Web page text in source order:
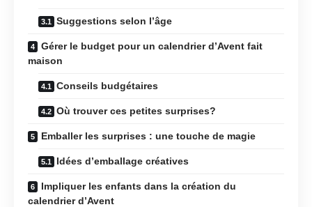
Suggestions selon l’âge
Gérer le budget pour un calendrier d’Avent fait
maison
Conseils budgétaires
Où trouver ces petites surprises?
Emballer les surprises : une touche de magie
Idées d’emballage créatives
Impliquer les enfants dans la création du
calendrier d’Avent